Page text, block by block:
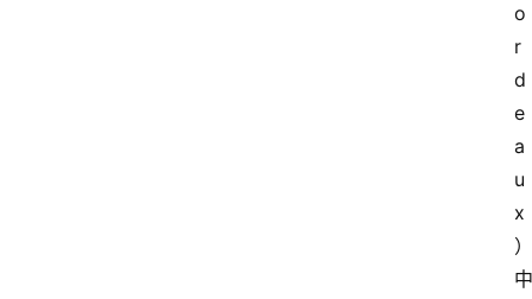
o
r
d
e
a
u
x
）
中